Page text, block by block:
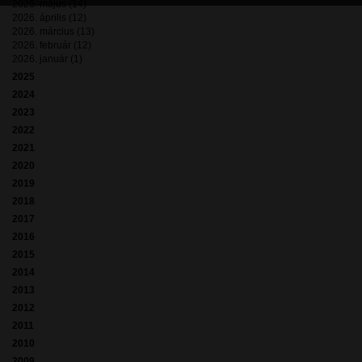
2026. május (14)
2026. április (12)
2026. március (13)
2026. február (12)
2026. január (1)
2025
2024
2023
2022
2021
2020
2019
2018
2017
2016
2015
2014
2013
2012
2011
2010